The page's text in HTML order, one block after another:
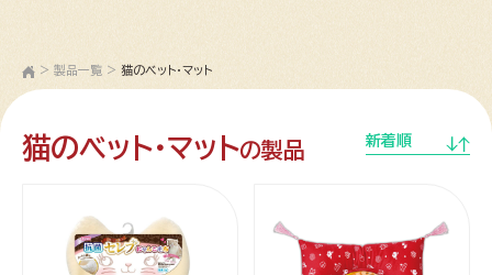
> 製品一覧 > 猫のベット・マット
猫のベット・マットの製品 新着順